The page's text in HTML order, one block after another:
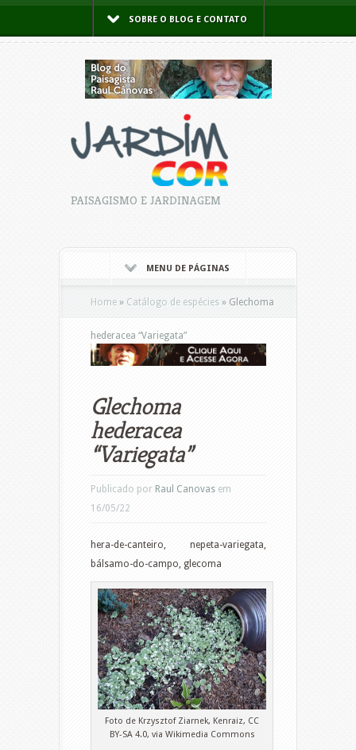
SOBRE O BLOG E CONTATO
PAISAGISMO E JARDINAGEM
MENU DE PÁGINAS
Home » Catálogo de espécies » Glechoma
hederacea “Variegata”
Glechoma
hederacea
“Variegata”
Publicado por Raul Canovas em
16/05/22
hera-de-canteiro, nepeta-variegata,
bálsamo-do-campo, glecoma
Foto de Krzysztof Ziarnek, Kenraiz, CC
BY-SA 4.0, via Wikimedia Commons